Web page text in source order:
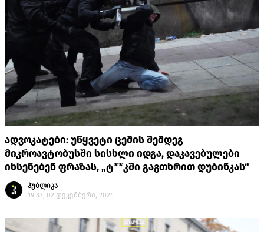
ადვოკატები: უწყვეტი ცემის შემდეგ
მიკროავტობუსში სისხლი იდგა, დაკავებულები
იხსენებენ ფრაზას, „ტ**კში გაგთხრით დუბინკას“
პუბლიკა
19:33, 02 დეკემბერი, 2024